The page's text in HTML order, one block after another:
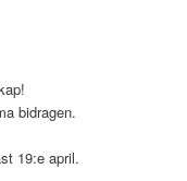
bidragen.
19:e april.